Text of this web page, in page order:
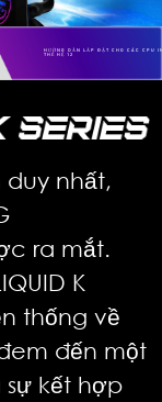
HƯỚNG DẪN LẮP ĐẶT CHO CÁC CPU
THẾ HỆ 12
nhất,
ra mắt.
K
thống về
đến một
kết hợp